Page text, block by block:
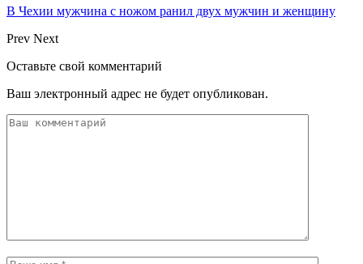
В Чехии мужчина с ножом ранил двух мужчин и женщину
Prev Next
Оставьте свой комментарий
Ваш электронный адрес не будет опубликован.